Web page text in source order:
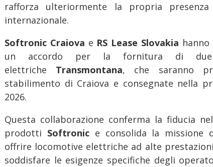
rafforza ulteriormente la propria
internazionale.
Softronic Craiova e RS Lease Slovakia
un accordo per la fornitura di due
elettriche Transmontana, che saranno
stabilimento di Craiova e consegnate nella
2026.
Questa collaborazione conferma la fiducia
prodotti Softronice consolida la missione
offrire locomotive elettriche ad alte
soddisfare le esigenze specifiche degli